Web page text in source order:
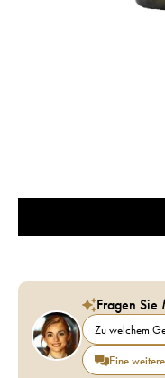
Fragen Sie
Zu welchem
Eine